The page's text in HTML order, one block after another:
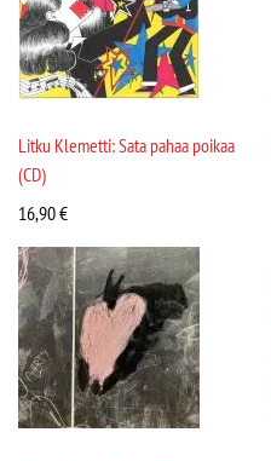
Litku Klemetti: Sata pahaa poikaa
(CD)
16,90€